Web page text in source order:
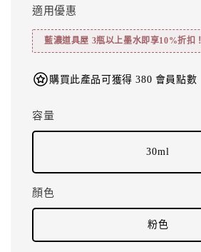
適用優惠
藍濃道具屋 3瓶以上墨水即享10%折扣！
購買此產品可獲得 380 會員點數
容量
30ml
顏色
粉色